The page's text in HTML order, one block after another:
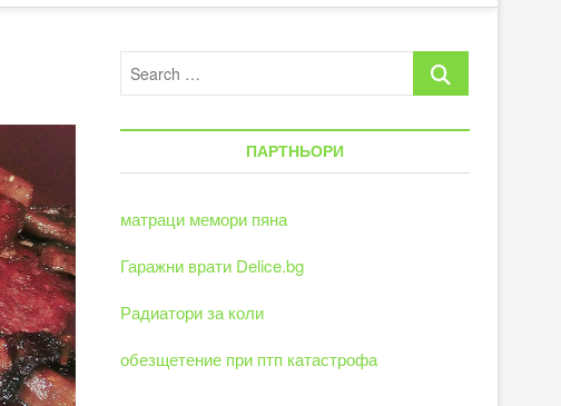
Search
ПАРТНЬОРИ
матраци мемори пяна
Гаражни врати Delice.bg
Радиатори за коли
обезщетение при птп катастрофа